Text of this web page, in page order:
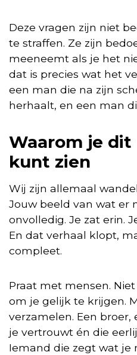
Deze vragen zijn niet
te straffen. Ze zijn
meeneemt als je het
dat is precies wat het
een man die na zijn
herhaalt, en een man
Waarom je
kunt zien
Wij zijn allemaal
Jouw beeld van wat er
onvolledig. Je zat erin.
En dat verhaal klopt,
compleet.
Praat met mensen.
om je gelijk te krijgen.
verzamelen. Een
je vertrouwt én die
Iemand die zegt wat je